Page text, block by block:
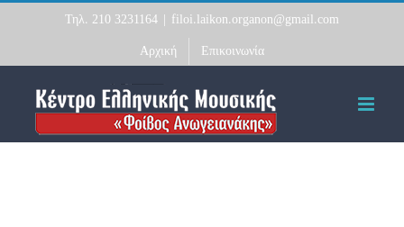
content
Τηλ. 210 3231164 filoi.laikon.organon@gmail.com
Αρχική Επικοινωνία